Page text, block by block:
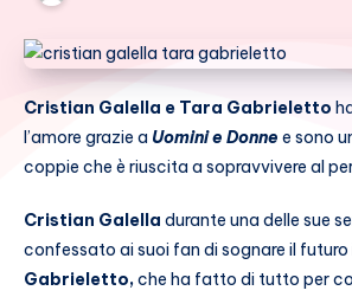
Cristian Galella e Tara Gabrieletto
l’amore grazie a Uomini e Donne e sono
coppie che è riuscita a sopravvivere al
Cristian Galella durante una delle sue
confessato ai suoi fan di sognare il futuro
Gabrieletto,che ha fatto di tutto per